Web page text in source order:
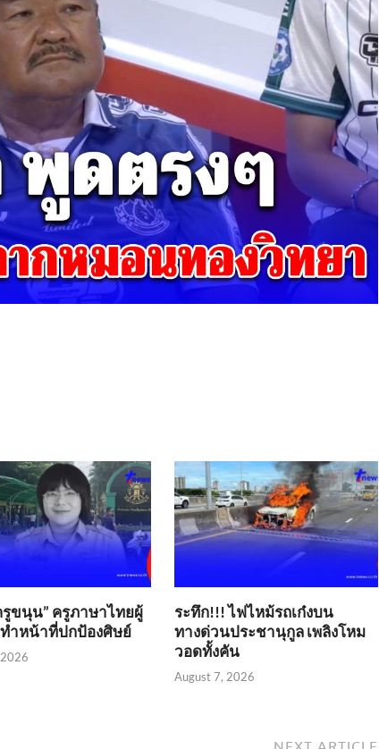
รูขนุน” ครูภาษาไทยผู้
ทำหน้าที่ปกป้องศิษย์
ระทึก!!! ไฟไหม้รถเก๋งบน
ทางด่วนประชานุกูล เพลิงโหม
วอดทั้งคัน
August 7, 2026